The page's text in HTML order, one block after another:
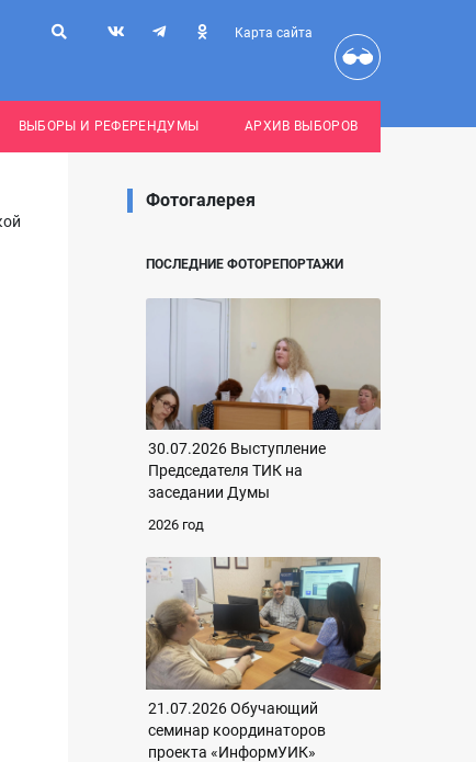
Карта сайта
ВЫБОРЫ И РЕФЕРЕНДУМЫ АРХИВ ВЫБОРОВ
Фотогалерея
ПОСЛЕДНИЕ ФОТОРЕПОРТАЖИ
30.07.2026 Выступление
Председателя ТИК на
заседании Думы
2026 год
21.07.2026 Обучающий
семинар координаторов
проекта «ИнформУИК»